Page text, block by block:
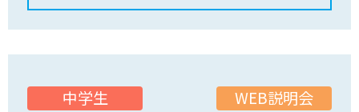
WEB説明会
中学生